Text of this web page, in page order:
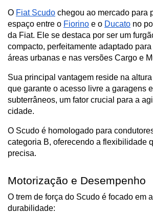
O Fiat Scudo chegou ao mercado para
espaço entre o Fiorino e o Ducato no
da Fiat. Ele se destaca por ser um
compacto, perfeitamente adaptado
áreas urbanas e nas versões Cargo e
Sua principal vantagem reside na
que garante o acesso livre a garagens
subterrâneos, um fator crucial para a
cidade.
O Scudo é homologado para
categoria B, oferecendo a flexibilidade
precisa.
Motorização e Desempenho
O trem de força do Scudo é focado em
durabilidade: